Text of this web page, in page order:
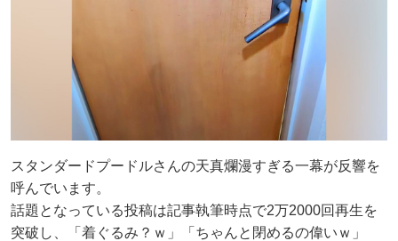
スタンダードプードルさんの天真爛漫すぎる一幕が反響を
呼んでいます。
話題となっている投稿は記事執筆時点で2万2000回再生を
突破し、「着ぐるみ？ｗ」「ちゃんと閉めるの偉いｗ」